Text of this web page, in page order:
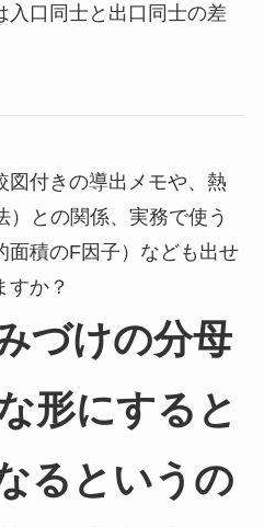
入口同士と出口同士の差
図付きの導出メモや、熱
）との関係、実務で使う
面積のF因子）なども出せ
すか？
づけの分母
形にすると
るというの